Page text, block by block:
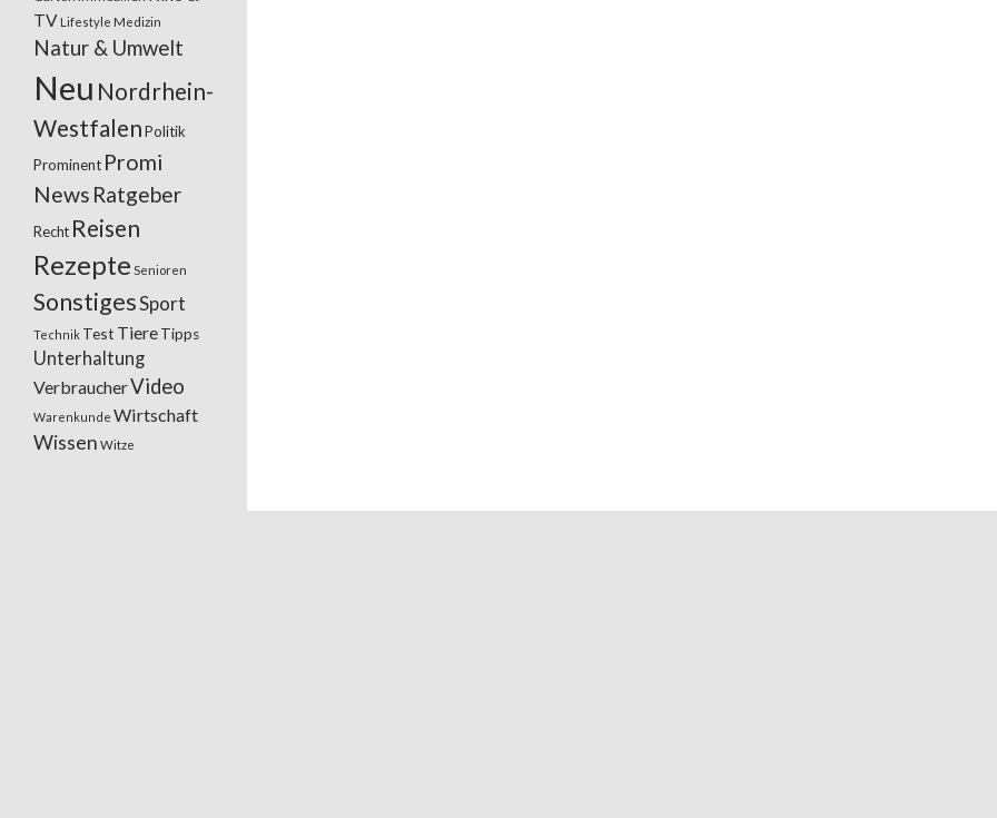
TV Lifestyle Medizin
Natur & Umwelt
Neu Nordrhein-
WestfalenPolitik
Prominent Promi
News Ratgeber
Recht Reisen
Rezepte Senioren
SonstigesSport
Technik Test TiereTipps
Unterhaltung
VerbraucherVideo
Warenkunde Wirtschaft
Wissen Witze